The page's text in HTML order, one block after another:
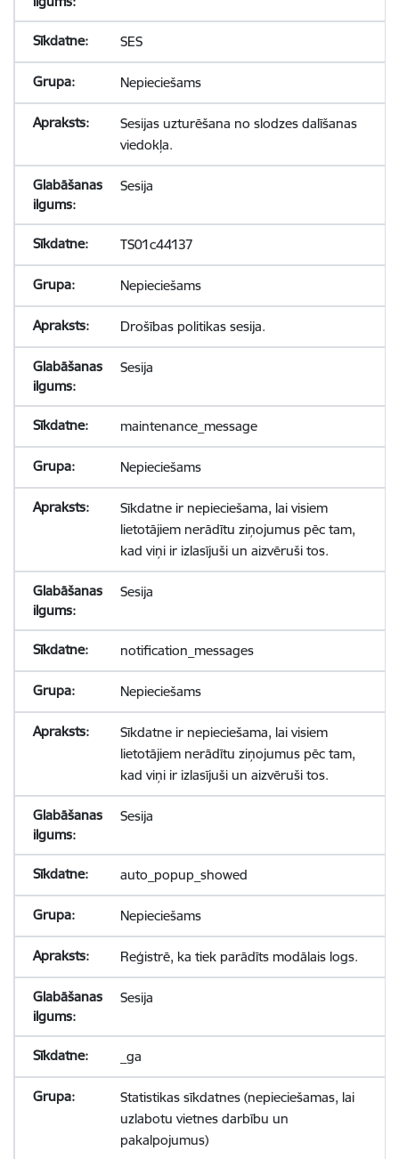
SES
Nepieciešams
Sesijas uzturēšana no slodzes dalīšanas
viedokļa.
Sesija
TS01c44137
Nepieciešams
Drošības politikas sesija.
Sesija
maintenance_message
Nepieciešams
Sīkdatne ir nepieciešama, lai visiem
lietotājiem nerādītu ziņojumus pēc tam,
kad viņi ir izlasījuši un aizvēruši tos.
Sesija
notification_messages
Nepieciešams
Sīkdatne ir nepieciešama, lai visiem
lietotājiem nerādītu ziņojumus pēc tam,
kad viņi ir izlasījuši un aizvēruši tos.
Sesija
auto_popup_showed
Nepieciešams
Reģistrē, ka tiek parādīts modālais logs.
Sesija
_ga
Statistikas sīkdatnes (nepieciešamas, lai
uzlabotu vietnes darbību un
pakalpojumus)